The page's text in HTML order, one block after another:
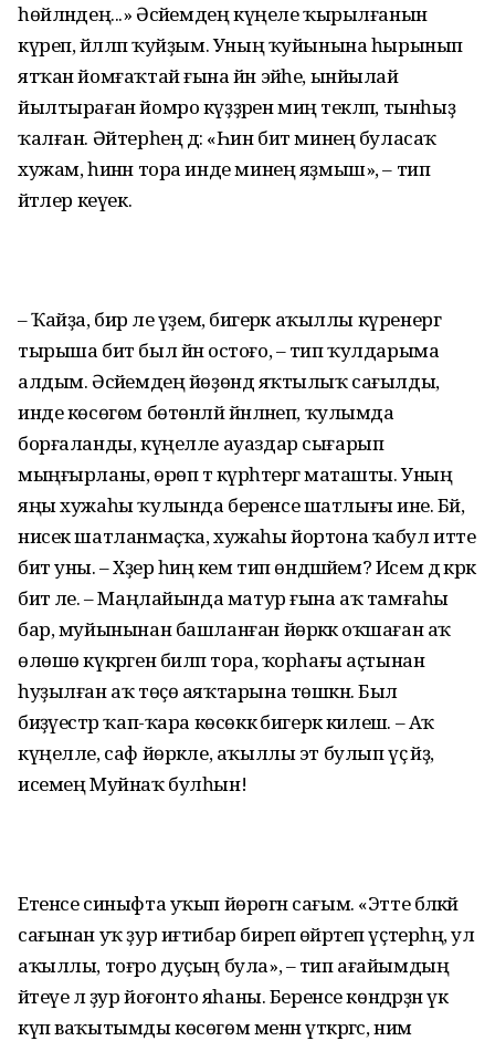
һөйләндең...» Әсә­йемдең күңеле ҡырылғанын
күреп, йәлләп ҡуйҙым. Уның ҡуйынына һырынып
ятҡан йомғаҡтай ғына йән эйәһе, ынйылай
йылтыраған йомро күҙҙәрен миңә текләп, тынһыҙ
ҡалған. Әйтерһең дә: «Һин бит минең буласаҡ
хужам, һинән тора инде минең яҙмыш», – тип
әйтәлер кеүек.
– Ҡайҙа, бир әле үҙемә, бигерәк аҡыллы күренергә
тырыша бит был йән остоғо, – тип ҡулдарыма
алдым. Әсәйемдең йөҙөндә яҡтылыҡ сағылды, ә
инде көсөгөм бөтөнләй йәнләнеп, ҡулымда
борғаланды, күңелле ауаздар сығарып
мыңғырланы, өрөп тә күрһәтергә маташты. Уның
яңы хужаһы ҡулында беренсе шатлығы ине. Бәй,
нисек шатланмаҫҡа, хужаһы йортона ҡабул итте
бит уны. – Хәҙер һиңә кем тип өндәшәйем? Исем дә кәрәк
бит әле. – Маңлайында матур ғына аҡ тамғаһы
бар, муйынынан башланған йөрәккә оҡшаған аҡ
өлөшө күкрәген биләп тора, ҡорһағы аҫтынан
һуҙылған аҡ төҫө аяҡтарына төшкән. Был
биҙәүестәр ҡап-ҡара көсөккә бигерәк килешә. – Аҡ
күңелле, саф йөрәкле, аҡыллы эт булып үҫ әйҙә,
исемең Муйнаҡ булһын!
Етенсе синыфта уҡып йөрөгән сағым. «Этте бәләкәй
сағынан уҡ ҙур иғтибар биреп өйрәтеп үҫтерһәң, ул
аҡыллы, тоғро дуҫың була», – тип ағайымдың
әйтеүе лә ҙур йоғонто яһаны. Беренсе көндәрҙән үк
күп ваҡытымды көсөгөм менән үткәргәс, нимә